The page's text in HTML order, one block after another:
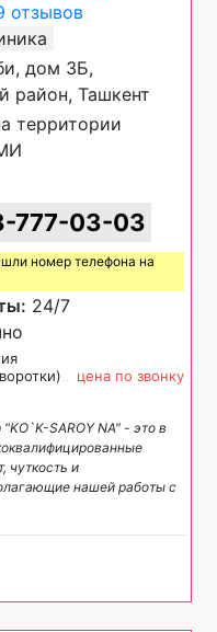
отзывов
дом 3Б,
район, Ташкент
территории
777-03-03
номер телефона на
24/7
цена по звонку
SAROY NA" - это в
чуткость и
нашей работы с